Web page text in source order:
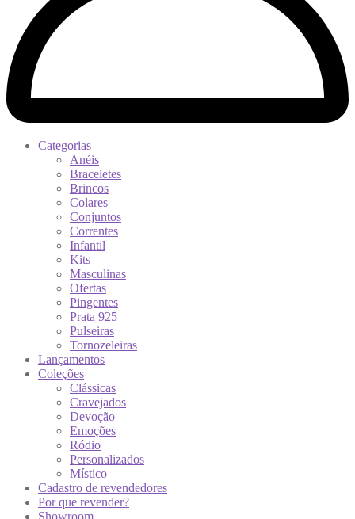
Categorias
Anéis
Braceletes
Brincos
Colares
Conjuntos
Correntes
Infantil
Kits
Masculinas
Ofertas
Pingentes
Prata 925
Pulseiras
Tornozeleiras
Lançamentos
Coleções
Clássicas
Cravejados
Devoção
Emoções
Ródio
Personalizados
Místico
Cadastro de revendedores
Por que revender?